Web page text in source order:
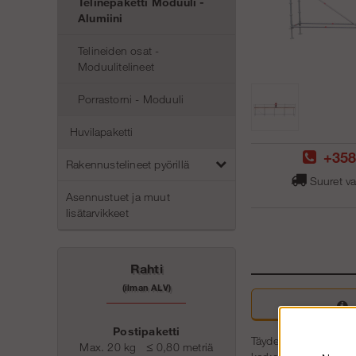
Alumiini
Telineiden osat -
Moduulitelineet
Porrastorni - Moduuli
Huvilapaketti
Rakennustelineet pyörillä
Asennustuet ja muut
lisätarvikkeet
Rahti
(ilman ALV)
Postipaketti
Max. 20 kg
≤ 0,80 metriä
Suuret
Täydelliset telineet